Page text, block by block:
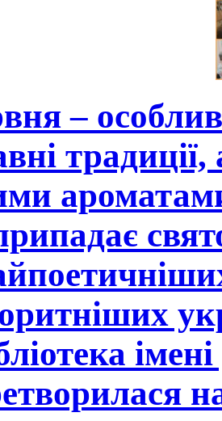
–